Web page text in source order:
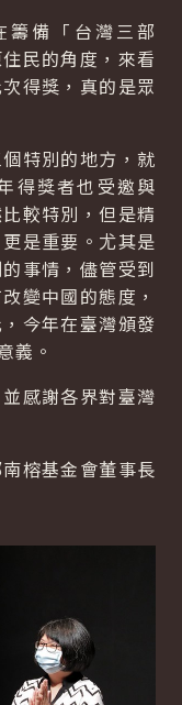
籌備「台灣三部
民的角度，來看
得獎，真的是眾
特別的地方，就
得獎者也受邀與
較特別，但是精
是重要。尤其是
事情，儘管受到
變中國的態度，
今年在臺灣頒發
義。
感謝各界對臺灣
榕基金會董事長